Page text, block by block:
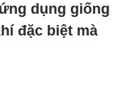
dụng giống
đặc biệt mà